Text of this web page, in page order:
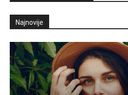
Najnovije